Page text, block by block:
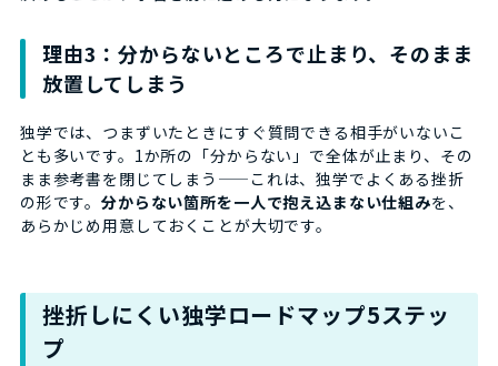
理由3：分からないところで止まり、そのまま
放置してしまう
独学では、つまずいたときにすぐ質問できる相手がいないこ
とも多いです。1か所の「分からない」で全体が止まり、その
まま参考書を閉じてしまう——これは、独学でよくある挫折
の形です。分からない箇所を一人で抱え込まない仕組みを、
あらかじめ用意しておくことが大切です。
挫折しにくい独学ロードマップ5ステッ
プ